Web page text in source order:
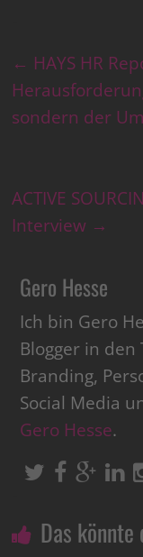
← HAYS HR
sondern der
ACTIVE
Interview →
Gero Hesse
Ich bin Gero
Blogger in
Branding,
Social Media
Gero Hesse.
Das